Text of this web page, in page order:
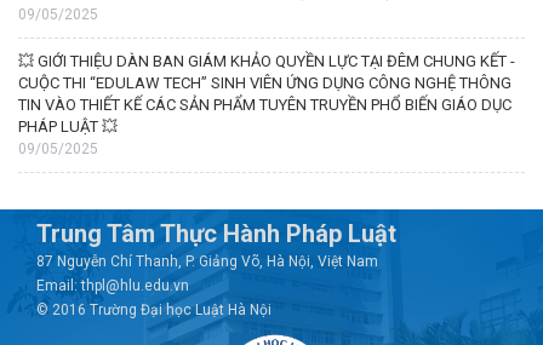
09/05/2025
💥 GIỚI THIỆU DÀN BAN GIÁM KHẢO QUYỀN LỰC TẠI ĐÊM CHUNG KẾT -
CUỘC THI “EDULAW TECH” SINH VIÊN ỨNG DỤNG CÔNG NGHỆ THÔNG
TIN VÀO THIẾT KẾ CÁC SẢN PHẨM TUYÊN TRUYỀN PHỔ BIẾN GIÁO DỤC
PHÁP LUẬT 💥
09/05/2025
Trung Tâm Thực Hành Pháp Luật
87 Nguyễn Chí Thanh, P. Giảng Võ, Hà Nội, Việt Nam
Email: thpl@hlu.edu.vn
© 2016 Trường Đại học Luật Hà Nội